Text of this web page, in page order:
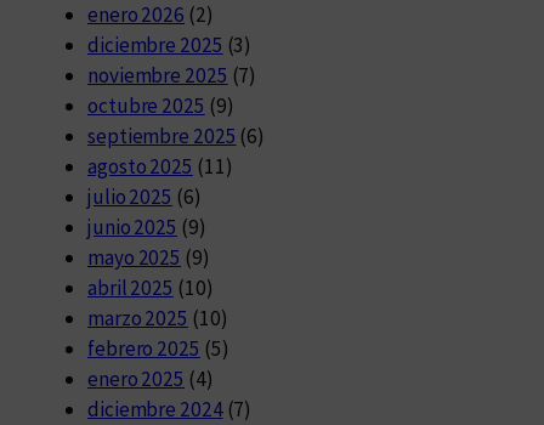
enero 2026 (2)
diciembre 2025 (3)
noviembre 2025 (7)
octubre 2025 (9)
septiembre 2025 (6)
agosto 2025 (11)
julio 2025 (6)
junio 2025 (9)
mayo 2025 (9)
abril 2025 (10)
marzo 2025 (10)
febrero 2025 (5)
enero 2025 (4)
diciembre 2024(7)